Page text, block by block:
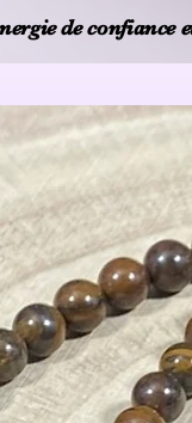
de confiance